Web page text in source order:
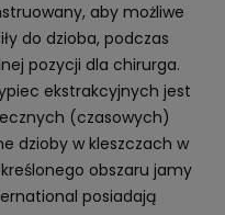
aby możliwe
do dzioba, podczas
pozycji dla chirurga.
ekstrakcyjnych jest
(czasowych)
dzioby w kleszczach w
obszaru jamy
posiadają